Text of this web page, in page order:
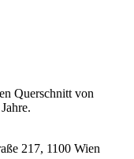
Querschnitt von
217, 1100 Wien